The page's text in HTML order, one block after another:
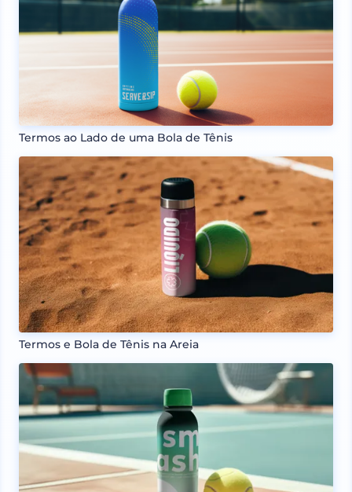
Termos ao Lado de uma Bola de Tênis
Termos e Bola de Tênis na Areia